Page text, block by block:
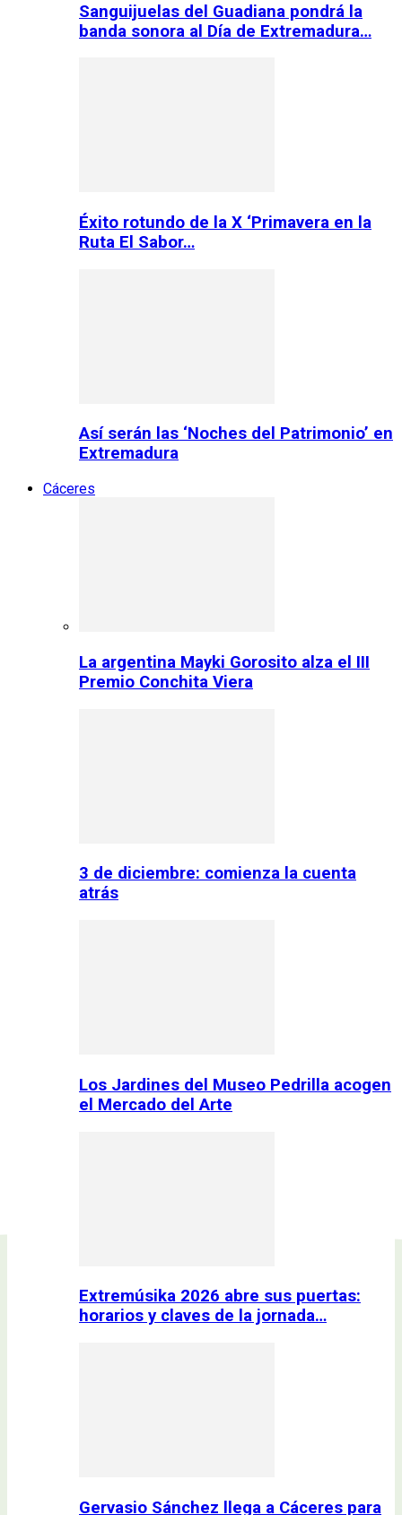
Sanguijuelas del Guadiana pondrá la
banda sonora al Día de Extremadura…
Éxito rotundo de la X ‘Primavera en la
Ruta El Sabor…
Así serán las ‘Noches del Patrimonio’ en
Extremadura
Cáceres
La argentina Mayki Gorosito alza el III
Premio Conchita Viera
3 de diciembre: comienza la cuenta
atrás
Los Jardines del Museo Pedrilla acogen
el Mercado del Arte
Extremúsika 2026 abre sus puertas:
horarios y claves de la jornada…
Gervasio Sánchez llega a Cáceres para